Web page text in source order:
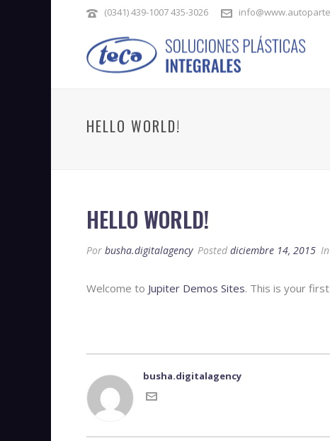
(0341) 439-1007 435-3026
HELLO WORLD!
HELLO WORLD!
Por busha.digitalagency Posted diciembre 14, 2015 In
Welcome to Jupiter Demos Sites. This is your
busha.digitalagency